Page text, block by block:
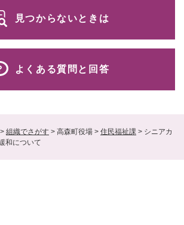
> 組織でさがす > 高森町役場 > 住民福祉課 > シニアカ
和について
見つからないときは
よくある質問と回答